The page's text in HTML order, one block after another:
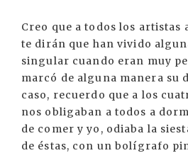
Creo que a todos los artistas
te dirán que han vivido
singular cuando eran muy
marcó de alguna manera su
caso, recuerdo que a los
nos obligaban a todos a
de comer y yo, odiaba la
de éstas, con un bolígrafo